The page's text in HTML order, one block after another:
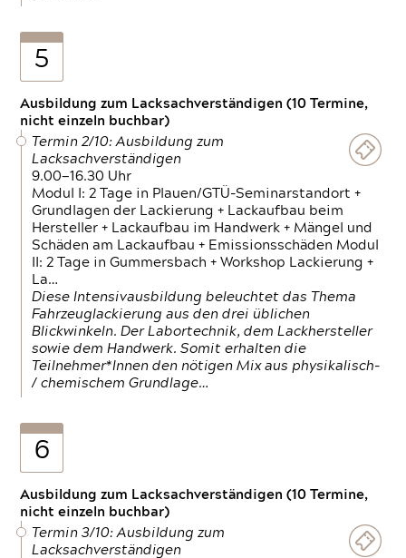
5
Ausbildung zum Lacksachverständigen (10 Termine,
nicht einzeln buchbar)
Termin 2/10: Ausbildung zum
Lacksachverständigen
9.00—16.30 Uhr
Modul I: 2 Tage in Plauen/GTÜ-Seminarstandort +
Grundlagen der Lackierung + Lackaufbau beim
Hersteller + Lackaufbau im Handwerk + Mängel und
Schäden am Lackaufbau + Emissionsschäden Modul
II: 2 Tage in Gummersbach + Workshop Lackierung +
La…
Diese Intensivausbildung beleuchtet das Thema
Fahrzeuglackierung aus den drei üblichen
Blickwinkeln. Der Labortechnik, dem Lackhersteller
sowie dem Handwerk. Somit erhalten die
Teilnehmer*Innen den nötigen Mix aus physikalisch-
/ chemischem Grundlage…
6
Ausbildung zum Lacksachverständigen (10 Termine,
nicht einzeln buchbar)
Termin 3/10: Ausbildung zum
Lacksachverständigen